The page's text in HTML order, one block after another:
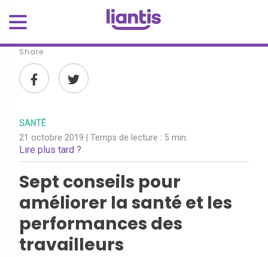
Share
SANTÉ
21 octobre 2019 | Temps de lecture : 5 min.
Lire plus tard ?
Sept conseils pour
améliorer la santé et les
performances des
travailleurs